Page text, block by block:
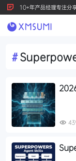
10+年产品经理专注分
产品创新，按 Ctrl+D
#